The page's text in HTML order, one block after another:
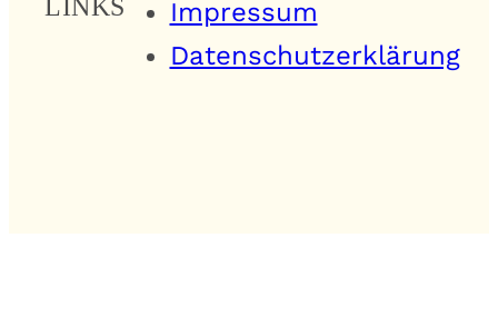
LINKS
Impressum
Datenschutzerklärung